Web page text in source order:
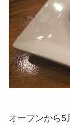
オープンから5